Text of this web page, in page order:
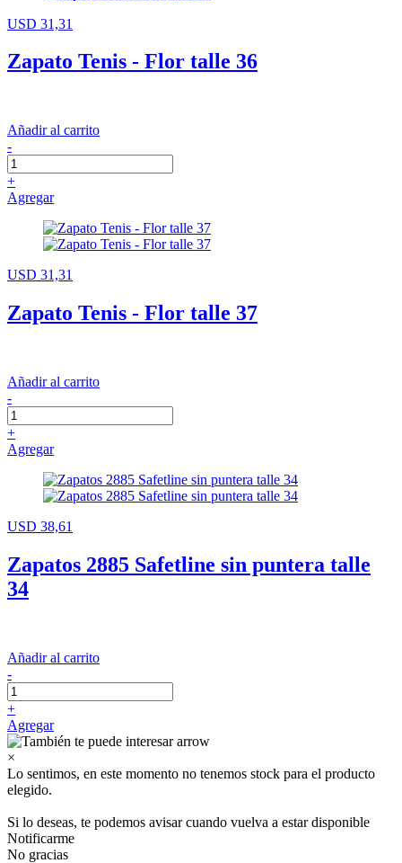
USD 31,31
Zapato Tenis - Flor talle 36
Añadir al carrito
-
+
Agregar
USD 31,31
Zapato Tenis - Flor talle 37
Añadir al carrito
-
+
Agregar
USD 38,61
Zapatos 2885 Safetline sin puntera talle
34
Añadir al carrito
-
+
Agregar
×
Lo sentimos, en este momento no tenemos stock para el producto
elegido.
Si lo deseas, te podemos avisar cuando vuelva a estar disponible
Notificarme
No gracias